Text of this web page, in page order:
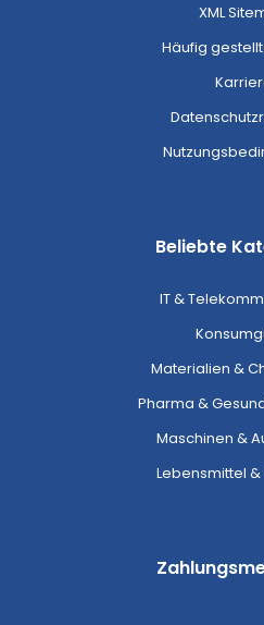
XML
Häufig
Beliebte
IT &
Materialien &
Pharma &
Maschinen &
Lebensmittel